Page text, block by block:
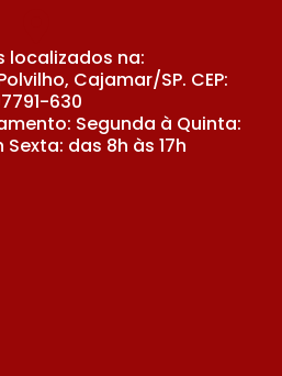
localizados na:
Cajamar/SP. CEP:
630
Segunda à Quinta:
Sexta: das 8h às 17h